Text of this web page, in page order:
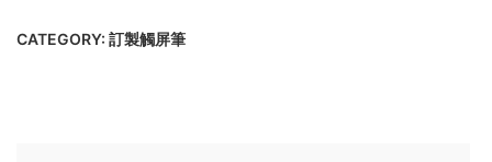
CATEGORY: 訂製觸屏筆